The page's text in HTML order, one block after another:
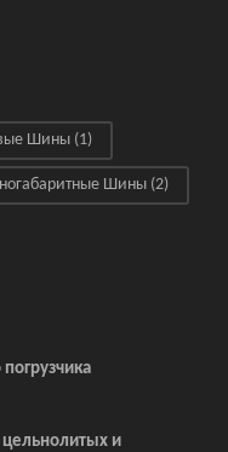
Шины (1)
Шины (2)
и